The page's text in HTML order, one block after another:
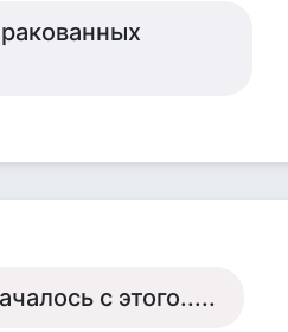
с этого.....